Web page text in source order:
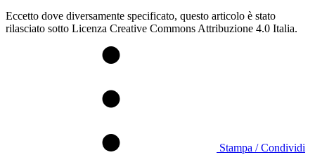
Eccetto dove diversamente specificato, questo articolo è stato
rilasciato sotto Licenza Creative Commons Attribuzione 4.0 Italia.
Stampa / Condividi